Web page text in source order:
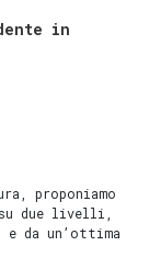
in
proponiamo
due livelli,
da un’ottima